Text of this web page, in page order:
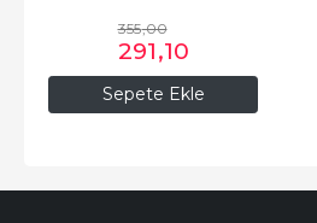
Sepete Ekle
355,00
291,10